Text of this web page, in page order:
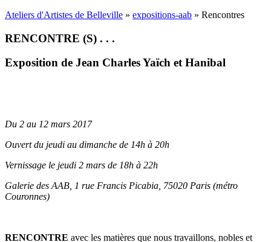
Ateliers d'Artistes de Belleville » expositions-aab » Rencontres
RENCONTRE (S) . . .
Exposition de Jean Charles Yaïch et Hanibal
Du 2 au 12 mars 2017
Ouvert du jeudi au dimanche de 14h à 20h
Vernissage le jeudi 2 mars de 18h à 22h
Galerie des AAB, 1 rue Francis Picabia, 75020 Paris (métro
Couronnes)
RENCONTRE avec les matières que nous travaillons, nobles et